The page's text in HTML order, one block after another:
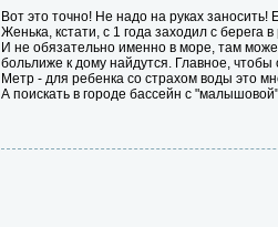
Вот это точно! Не надо на руках
Женька, кстати, с 1 года заходил с берега
И не обязательно именно в море, там
больлиже к дому найдутся. Главное,
Метр - для ребенка со страхом воды это
А поискать в городе бассейн с